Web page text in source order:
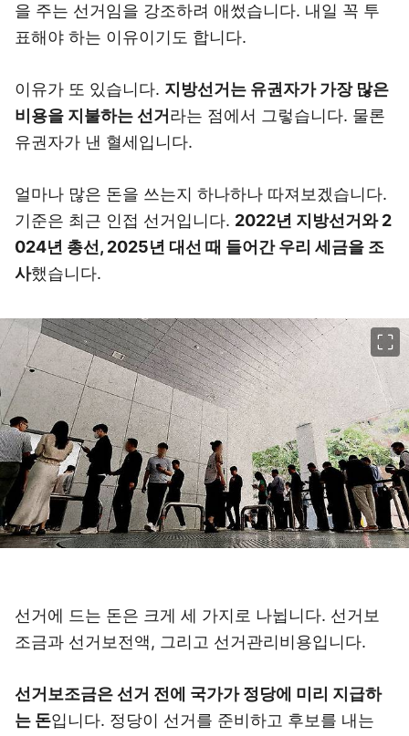
을 주는 선거임을 강조하려 애썼습니다. 내일 꼭 투
표해야 하는 이유이기도 합니다.
이유가 또 있습니다. 지방선거는 유권자가 가장 많은
비용을 지불하는 선거 라는 점에서 그렇습니다. 물론
유권자가 낸 혈세입니다.
얼마나 많은 돈을 쓰는지 하나하나 따져보겠습니다.
기준은 최근 인접 선거입니다. 2022년 지방선거와 2
024년 총선, 2025년 대선 때 들어간 우리 세금을 조
사했습니다.
선거에 드는 돈은 크게 세 가지로 나뉩니다. 선거보
조금과 선거보전액, 그리고 선거관리비용입니다.
선거보조금은 선거 전에 국가가 정당에 미리 지급하
는 돈입니다. 정당이 선거를 준비하고 후보를 내는